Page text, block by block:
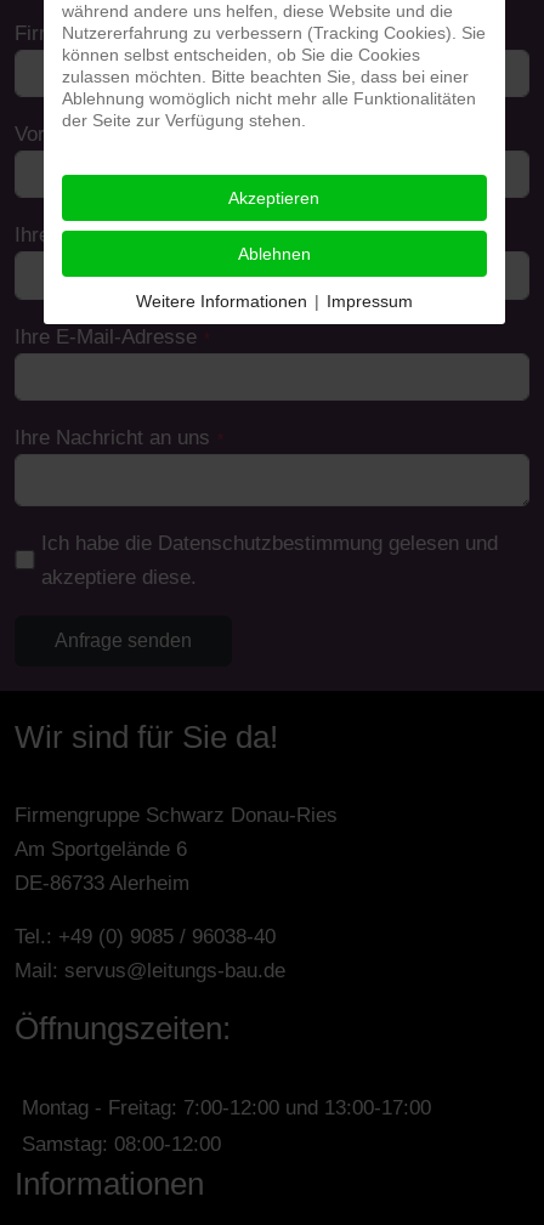
Firma
Vor- und Nachname
Ihre Telefonnummer
Ihre E-Mail-Adresse *
Ihre Nachricht an uns *
Ich habe die Datenschutzbestimmung gelesen und
akzeptiere diese.
Anfrage senden
Wir sind für Sie da!
Firmengruppe Schwarz Donau-Ries
Am Sportgelände 6
DE-86733 Alerheim
Tel.: +49 (0) 9085 / 96038-40
Mail: servus@leitungs-bau.de
Öffnungszeiten:
Montag - Freitag: 7:00-12:00 und 13:00-17:00
Samstag: 08:00-12:00
Informationen
während andere uns helfen, diese Website und die
Nutzererfahrung zu verbessern (Tracking Cookies). Sie
können selbst entscheiden, ob Sie die Cookies
zulassen möchten. Bitte beachten Sie, dass bei einer
Ablehnung womöglich nicht mehr alle Funktionalitäten
der Seite zur Verfügung stehen.
Akzeptieren
Ablehnen
Weitere Informationen | Impressum